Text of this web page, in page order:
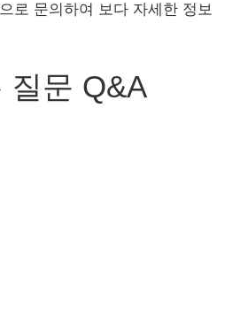
로 문의하여 보다 자세한 정보
질문 Q&A